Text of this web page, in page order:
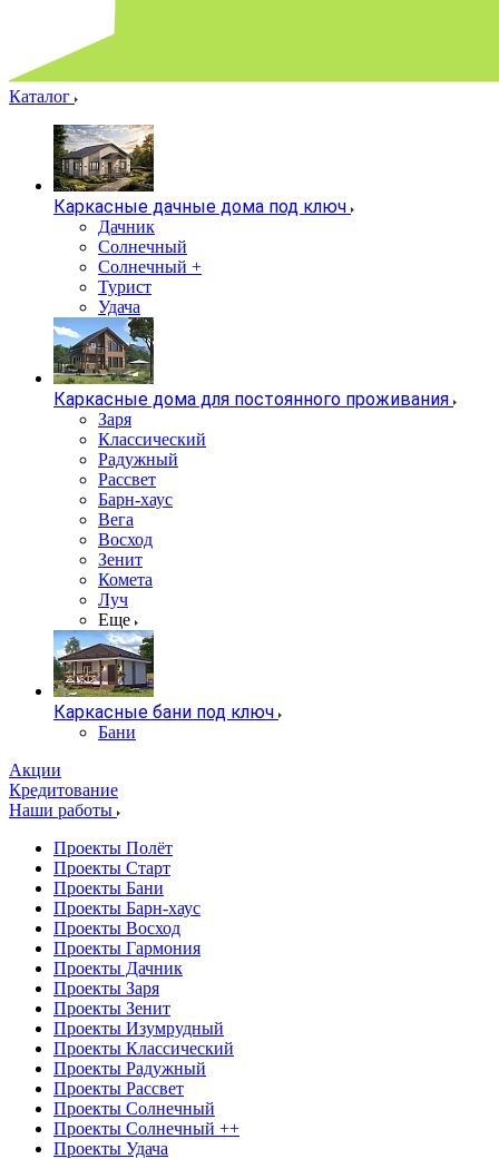
Каталог
Каркасные дачные дома под ключ
Дачник
Солнечный
Солнечный +
Турист
Удача
Каркасные дома для постоянного проживания
Заря
Классический
Радужный
Рассвет
Барн-хаус
Вега
Восход
Зенит
Комета
Луч
Еще
Каркасные бани под ключ
Бани
Акции
Кредитование
Наши работы
Проекты Полёт
Проекты Старт
Проекты Бани
Проекты Барн-хаус
Проекты Восход
Проекты Гармония
Проекты Дачник
Проекты Заря
Проекты Зенит
Проекты Изумрудный
Проекты Классический
Проекты Радужный
Проекты Рассвет
Проекты Солнечный
Проекты Солнечный ++
Проекты Удача